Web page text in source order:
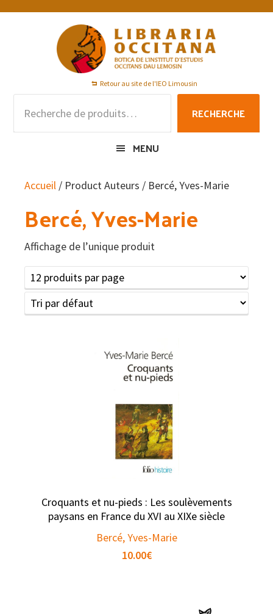
Passer
Passer
Passer
Retour au site de l'IEO Limousin
pour :
RECHERCHE
MENU
Accueil / Product Auteurs / Bercé, Yves-Marie
Bercé, Yves-Marie
Affichage de l’unique produit
Croquants et nu-pieds : Les soulèvements
paysans en France du XVI au XIXe siècle
Bercé, Yves-Marie
10.00€